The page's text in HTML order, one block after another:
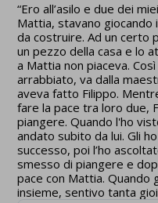
“Ero all’asilo e due dei
Mattia, stavano giocando
da costruire. Ad un certo
un pezzo della casa e lo
a Mattia non piaceva.
arrabbiato, va dalla
aveva fatto Filippo.
fare la pace tra loro due,
piangere. Quando l'ho
andato subito da lui. Gli
successo, poi l’ho
smesso di piangere e
pace con Mattia. Quando
insieme, sentivo tanta